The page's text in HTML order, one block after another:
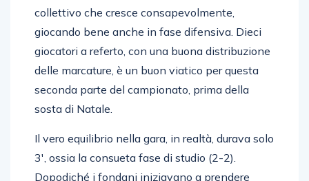
(per l’occasione in casacca bianca), con il
collettivo che cresce consapevolmente,
giocando bene anche in fase difensiva. Dieci
giocatori a referto, con una buona distribuzione
delle marcature, è un buon viatico per questa
seconda parte del campionato, prima della
Il vero equilibrio nella gara, in realtà, durava solo
3′, ossia la consueta fase di studio (2-2).